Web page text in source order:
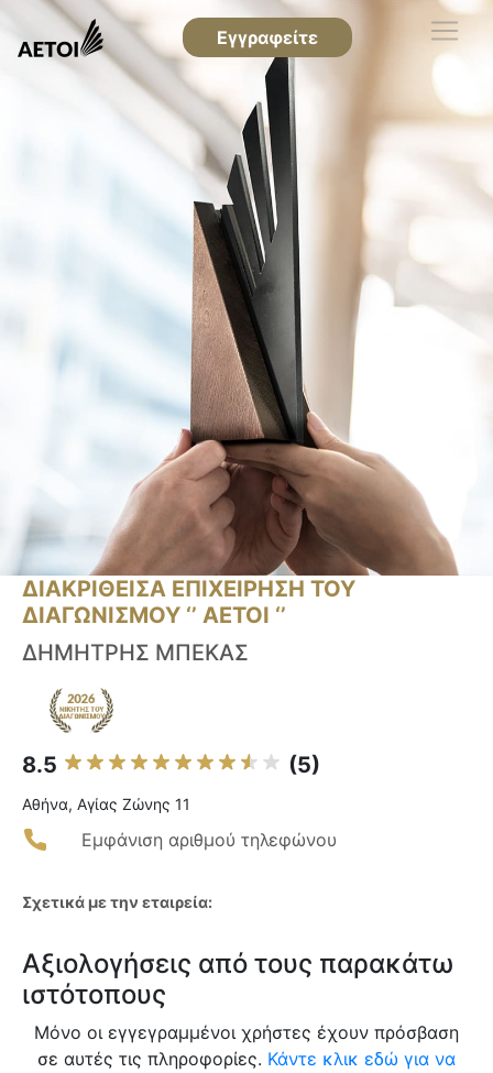
Εγγραφείτε
ΔΙΑΚΡΙΘΕΙΣΑ ΕΠΙΧΕΙΡΗΣΗ ΤΟΥ
ΔΙΑΓΩΝΙΣΜΟΥ ‘’ ΑΕΤΟΙ ‘’
ΔΗΜΗΤΡΗΣ ΜΠΕΚΑΣ
8.5 (5)
Αθήνα, Αγίας Ζώνης 11
Εμφάνιση αριθμού τηλεφώνου
Σχετικά με την εταιρεία:
Αξιολογήσεις από τους παρακάτω
ιστότοπους
Μόνο οι εγγεγραμμένοι χρήστες έχουν πρόσβαση
σε αυτές τις πληροφορίες. Κάντε κλικ εδώ για να